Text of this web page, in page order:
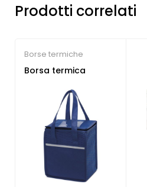
Prodotti correlati
Borse termiche
Borsa termica